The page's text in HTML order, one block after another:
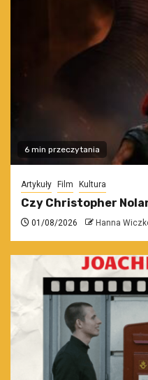
6 min przeczytania
Artykuły Film Kultura
Czy Christopher
01/08/2026 Hanna